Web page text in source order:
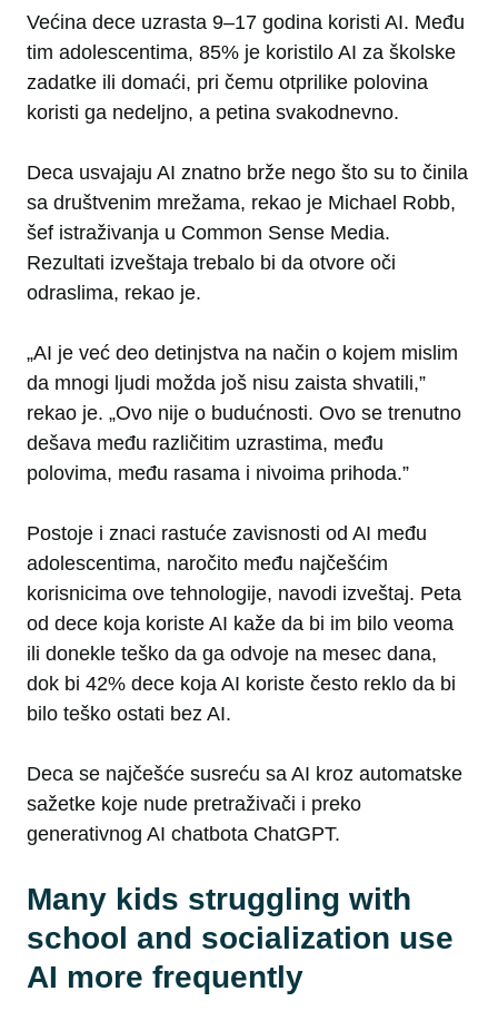
Većina dece uzrasta 9–17 godina koristi AI. Među
tim adolescentima, 85% je koristilo AI za školske
zadatke ili domaći, pri čemu otprilike polovina
koristi ga nedeljno, a petina svakodnevno.
Deca usvajaju AI znatno brže nego što su to činila
sa društvenim mrežama, rekao je Michael Robb,
šef istraživanja u Common Sense Media.
Rezultati izveštaja trebalo bi da otvore oči
odraslima, rekao je.
„AI je već deo detinjstva na način o kojem mislim
da mnogi ljudi možda još nisu zaista shvatili,”
rekao je. „Ovo nije o budućnosti. Ovo se trenutno
dešava među različitim uzrastima, među
polovima, među rasama i nivoima prihoda.”
Postoje i znaci rastuće zavisnosti od AI među
adolescentima, naročito među najčešćim
korisnicima ove tehnologije, navodi izveštaj. Peta
od dece koja koriste AI kaže da bi im bilo veoma
ili donekle teško da ga odvoje na mesec dana,
dok bi 42% dece koja AI koriste često reklo da bi
bilo teško ostati bez AI.
Deca se najčešće susreću sa AI kroz automatske
sažetke koje nude pretraživači i preko
generativnog AI chatbota ChatGPT.
Many kids struggling with
school and socialization use
AI more frequently